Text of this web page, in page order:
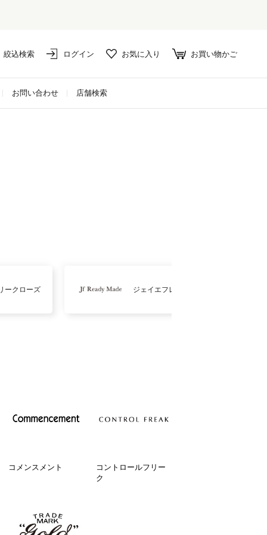
絞込検索 ログイン お気に入り お買い物かご
お問い合わせ 店舗検索
ークローズ ジェイエフレディメイド
コメンスメント
コントロールフリー
ク